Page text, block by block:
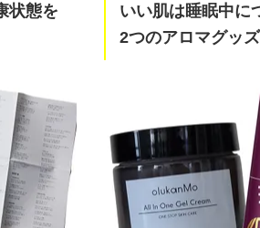
状態を
いい肌は睡眠中に
2つのアロマグッ